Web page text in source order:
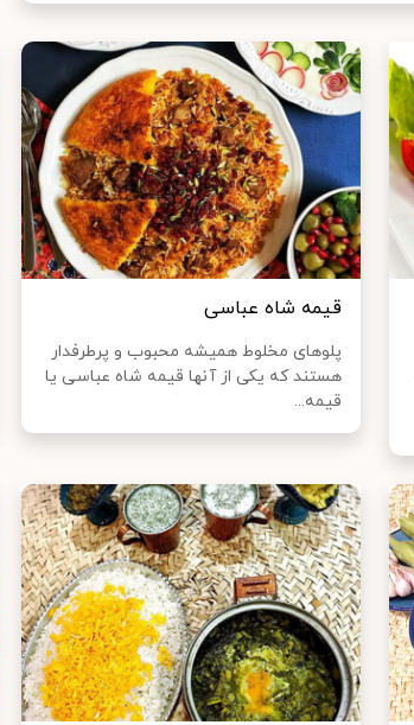
قیمه شاه عباسی
پلوهای مخلوط همیشه محبوب و پرطرفدار
هستند که یکی از آنها قیمه شاه عباسی یا
قیمه...